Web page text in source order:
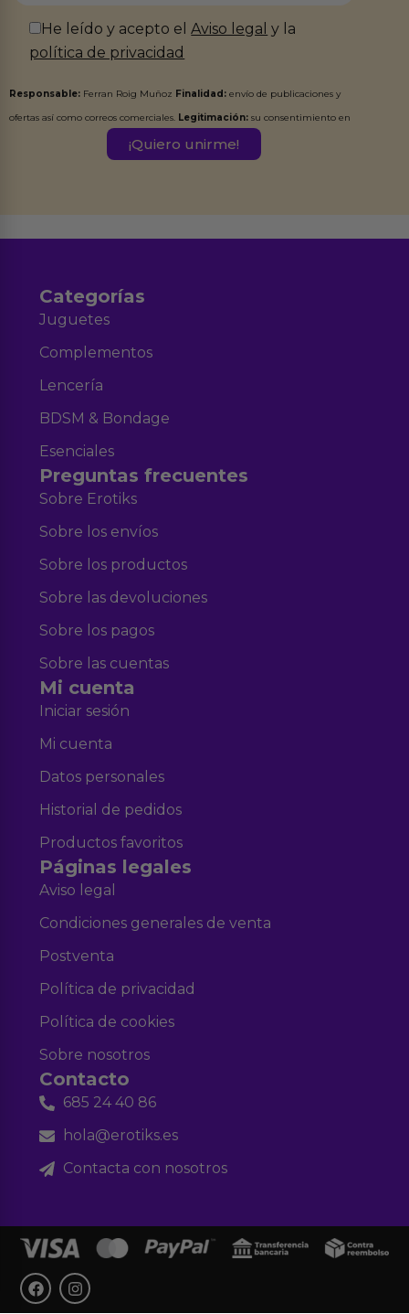
He leído y acepto elAviso legal y la
política de privacidad
Responsable: Ferran Roig Muñoz Finalidad: envío de publicaciones y
ofertas así como correos comerciales. Legitimación: su consentimiento en
Destinatarios:Ferran Roig Muñoz. Podrás ejercer tus
Categorías
Juguetes
Complementos
Lencería
BDSM & Bondage
Esenciales
Preguntas frecuentes
Sobre Erotiks
Sobre los envíos
Sobre los productos
Sobre las devoluciones
Sobre los pagos
Sobre las cuentas
Mi cuenta
Iniciar sesión
Mi cuenta
Datos personales
Historial de pedidos
Productos favoritos
Páginas legales
Aviso legal
Condiciones generales de venta
Postventa
Política de privacidad
Política de cookies
Sobre nosotros
Contacto
685 24 40 86
hola@erotiks.es
Contacta con nosotros
F
a
c
I
n
s